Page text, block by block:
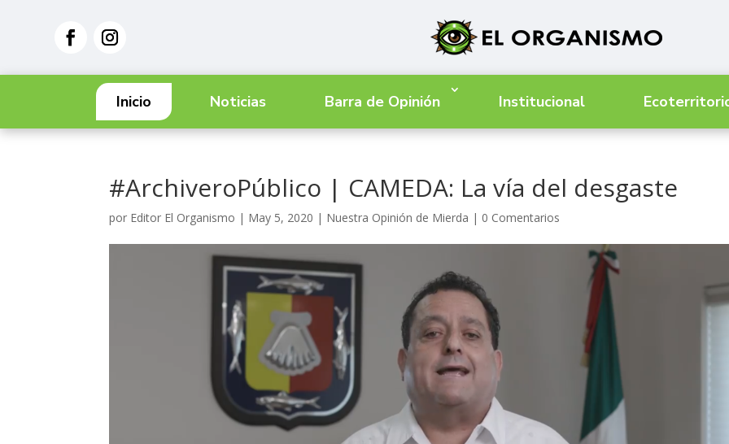
Inicio Noticias Barra de Opinión Institucional
#ArchiveroPúblico | CAMEDA: La vía del desgaste
por Editor El Organismo | May 5, 2020 | Nuestra Opinión de Mierda | 0 Comentarios